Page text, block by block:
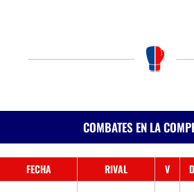
COMBATES EN LA
FECHA RIVAL V D